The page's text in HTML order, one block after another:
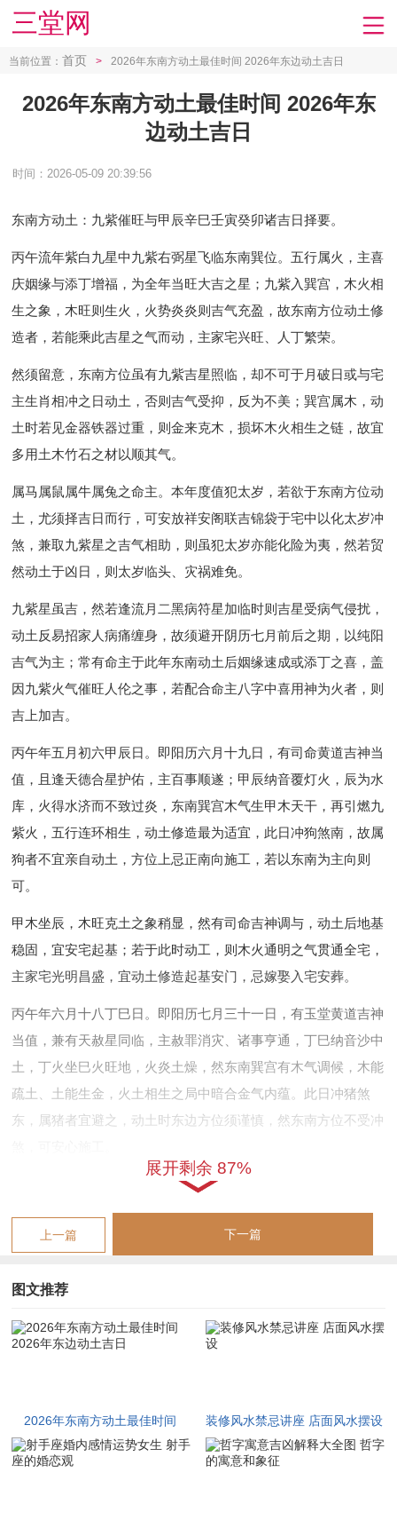
三堂网
当前位置： 首页 > 2026年东南方动土最佳时间 2026年东边动土吉日
2026年东南方动土最佳时间 2026年东
边动土吉日
时间：2026-05-09 20:39:56
东南方动土：九紫催旺与甲辰辛巳壬寅癸卯诸吉日择要。
丙午流年紫白九星中九紫右弼星飞临东南巽位。五行属火，主喜
庆姻缘与添丁增福，为全年当旺大吉之星；九紫入巽宫，木火相
生之象，木旺则生火，火势炎炎则吉气充盈，故东南方位动土修
造者，若能乘此吉星之气而动，主家宅兴旺、人丁繁荣。
然须留意，东南方位虽有九紫吉星照临，却不可于月破日或与宅
主生肖相冲之日动土，否则吉气受抑，反为不美；巽宫属木，动
土时若见金器铁器过重，则金来克木，损坏木火相生之链，故宜
多用土木竹石之材以顺其气。
属马属鼠属牛属兔之命主。本年度值犯太岁，若欲于东南方位动
土，尤须择吉日而行，可安放祥安阁联吉锦袋于宅中以化太岁冲
煞，兼取九紫星之吉气相助，则虽犯太岁亦能化险为夷，然若贸
然动土于凶日，则太岁临头、灾祸难免。
九紫星虽吉，然若逢流月二黑病符星加临时则吉星受病气侵扰，
动土反易招家人病痛缠身，故须避开阴历七月前后之期，以纯阳
吉气为主；常有命主于此年东南动土后姻缘速成或添丁之喜，盖
因九紫火气催旺人伦之事，若配合命主八字中喜用神为火者，则
吉上加吉。
丙午年五月初六甲辰日。即阳历六月十九日，有司命黄道吉神当
值，且逢天德合星护佑，主百事顺遂；甲辰纳音覆灯火，辰为水
库，火得水济而不致过炎，东南巽宫木气生甲木天干，再引燃九
紫火，五行连环相生，动土修造最为适宜，此日冲狗煞南，故属
狗者不宜亲自动土，方位上忌正南向施工，若以东南为主向则
可。
甲木坐辰，木旺克土之象稍显，然有司命吉神调与，动土后地基
稳固，宜安宅起基；若于此时动工，则木火通明之气贯通全宅，
主家宅光明昌盛，宜动土修造起基安门，忌嫁娶入宅安葬。
丙午年六月十八丁巳日。即阳历七月三十一日，有玉堂黄道吉神
当值，兼有天赦星同临，主赦罪消灾、诸事亨通，丁巳纳音沙中
土，丁火坐巳火旺地，火炎土燥，然东南巽宫有木气调候，木能
疏土、土能生金，火土相生之局中暗合金气内蕴。此日冲猪煞
东，属猪者宜避之，动土时东边方位须谨慎，然东南方位不受冲
玉堂吉神主贵人护持。动土时若有长辈或德高望重者在场挥锄，
则更添吉兆，若于此时动工，则火土旺运可催动九紫喜庆之气，
宜求嗣添丁者择之。宜动土修造拆卸安门，忌出行嫁娶开市。
值，且值天恩日，主天地恩泽普降；甲子纳音海中金，甲木坐子
水，水旺生木，木又生火，火气透干而通于九紫星位，金匮吉神
又属金库星，主财帛积聚，此日冲马煞南，属马者避之，正南方
甲子日干支相生有情。甲木为栋梁之材，子水为智慧之泉，动土
于此日者，主所建之宅根基深厚、子孙聪慧。金匮星当令，暗合
金库之气，若为商贾建宅或修造店面，动土后财运渐旺；宜动土
展开剩余 87%
上一篇 下一篇
图文推荐
2026年东南方动土最佳时间
2026年东边动土吉日
装修风水禁忌讲座 店面风水摆设